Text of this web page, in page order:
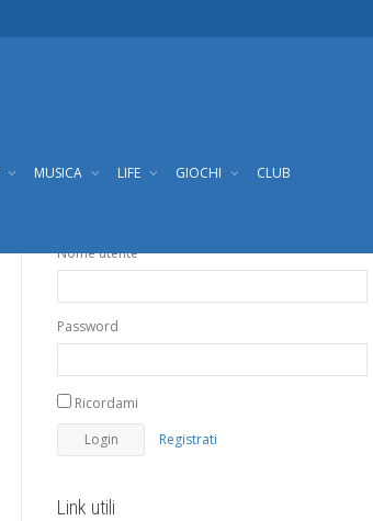
MUSICA LIFE GIOCHI CLUB
Nome utente
Password
Ricordami
Registrati
Link utili